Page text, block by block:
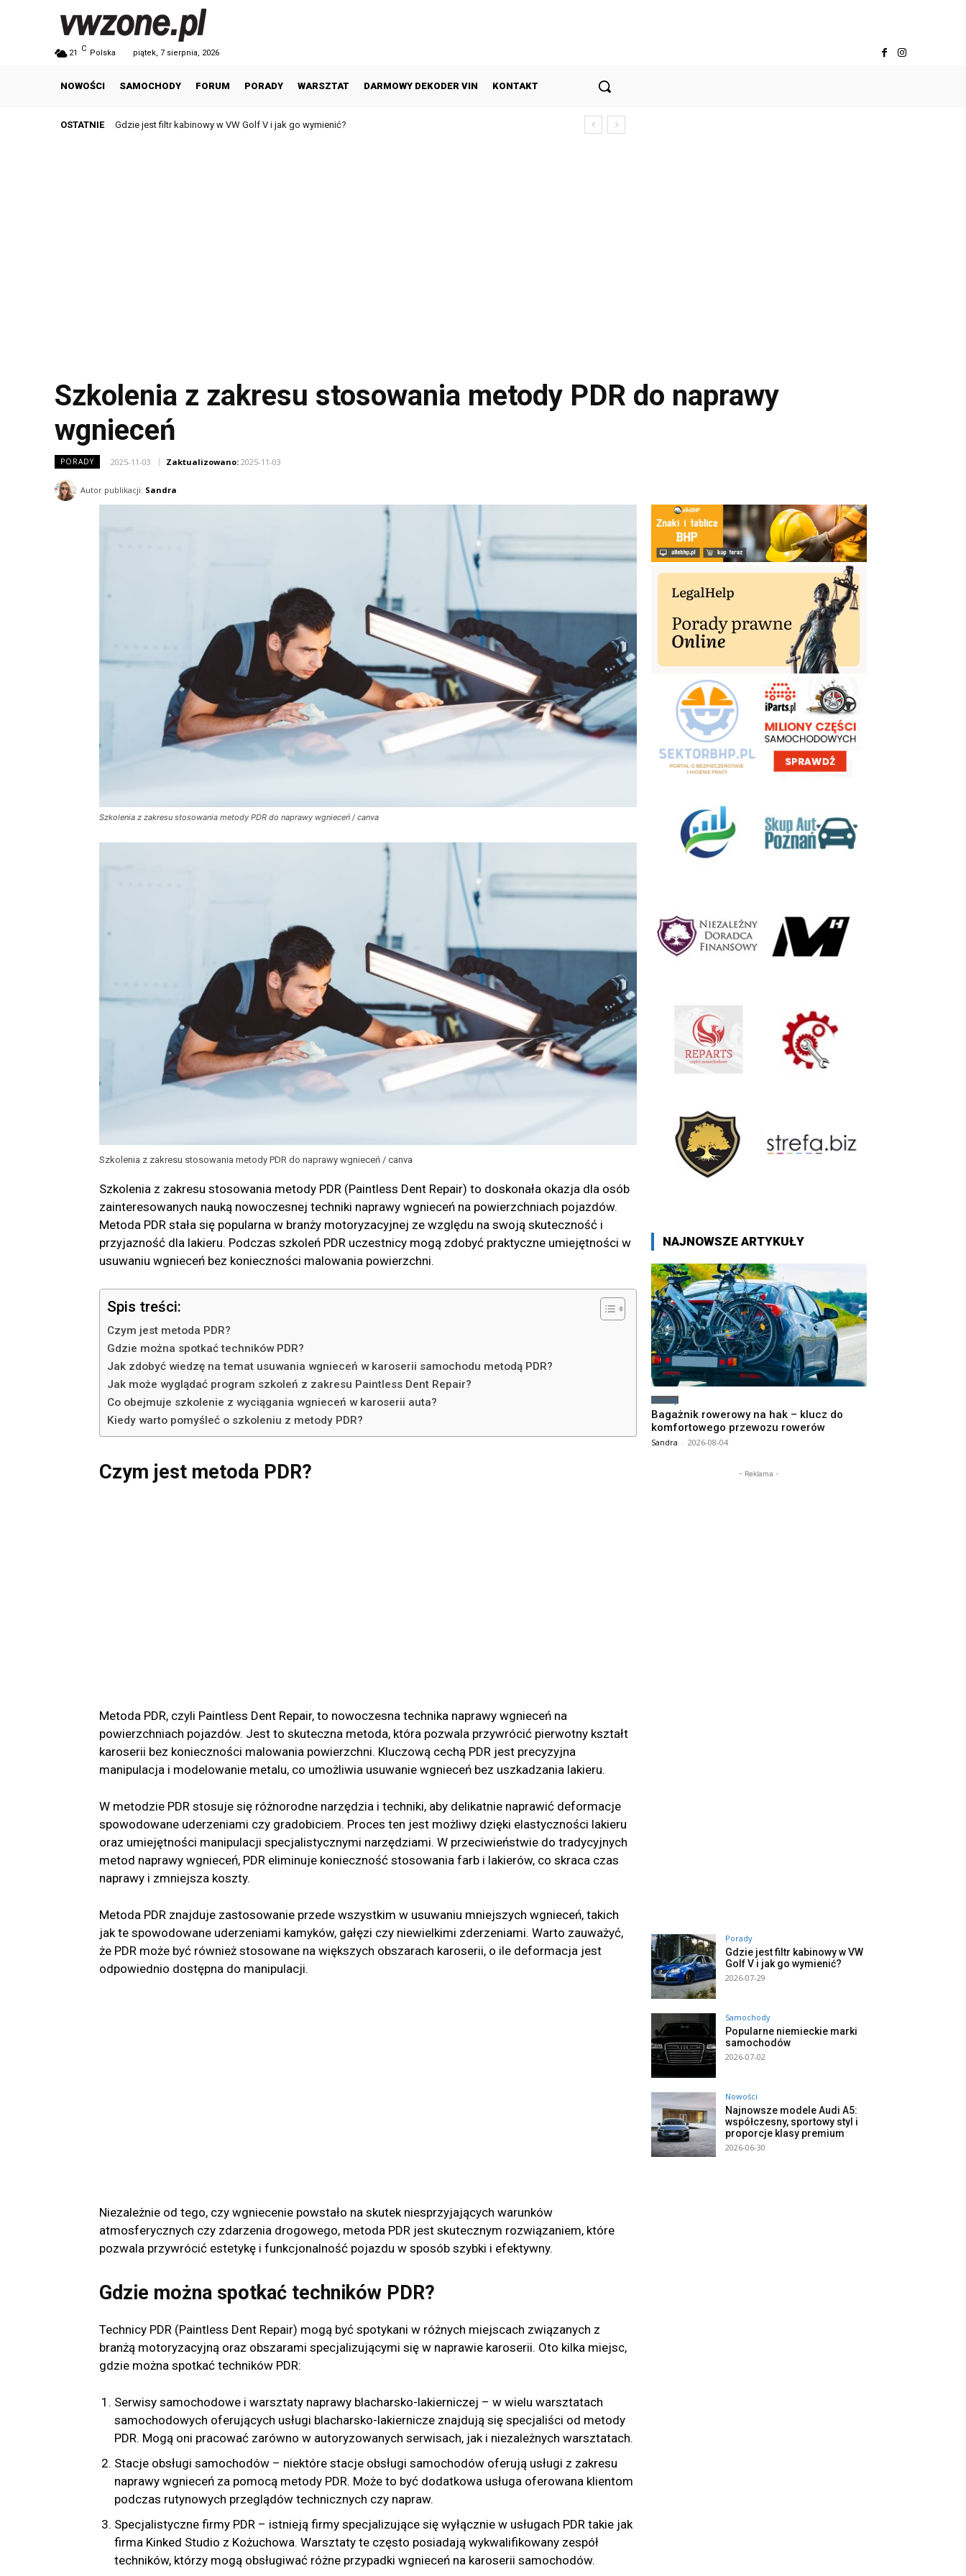
21 C Polska piątek, 7 sierpnia, 2026
NOWOŚCI SAMOCHODY FORUM PORADY WARSZTAT DARMOWY DEKODER VIN KONTAKT
OSTATNIEGdzie jest filtr kabinowy w VW Golf V i jak go wymienić?
Popularne niemieckie marki samochodów
Szkolenia z zakresu stosowania metody PDR do naprawy
wgnieceń
PORADY 2025-11-03 Zaktualizowano: 2025-11-03
Autor publikacji: Sandra
Szkolenia z zakresu stosowania metody PDR do naprawy wgnieceń / canva
Szkolenia z zakresu stosowania metody PDR do naprawy wgnieceń / canva
Szkolenia z zakresu stosowania metody PDR (Paintless Dent Repair) to doskonała okazja dla osób
zainteresowanych nauką nowoczesnej techniki naprawy wgnieceń na powierzchniach pojazdów.
Metoda PDR stała się popularna w branży motoryzacyjnej ze względu na swoją skuteczność i
przyjazność dla lakieru. Podczas szkoleń PDR uczestnicy mogą zdobyć praktyczne umiejętności w
usuwaniu wgnieceń bez konieczności malowania powierzchni.
Spis treści:
Czym jest metoda PDR?
Gdzie można spotkać techników PDR?
Jak zdobyć wiedzę na temat usuwania wgnieceń w karoserii samochodu metodą PDR?
Jak może wyglądać program szkoleń z zakresu Paintless Dent Repair?
Co obejmuje szkolenie z wyciągania wgnieceń w karoserii auta?
Kiedy warto pomyśleć o szkoleniu z metody PDR?
Czym jest metoda PDR?
Metoda PDR, czyli Paintless Dent Repair, to nowoczesna technika naprawy wgnieceń na
powierzchniach pojazdów. Jest to skuteczna metoda, która pozwala przywrócić pierwotny kształt
karoserii bez konieczności malowania powierzchni. Kluczową cechą PDR jest precyzyjna
manipulacja i modelowanie metalu, co umożliwia usuwanie wgnieceń bez uszkadzania lakieru.
W metodzie PDR stosuje się różnorodne narzędzia i techniki, aby delikatnie naprawić deformacje
spowodowane uderzeniami czy gradobiciem. Proces ten jest możliwy dzięki elastyczności lakieru
oraz umiejętności manipulacji specjalistycznymi narzędziami. W przeciwieństwie do tradycyjnych
metod naprawy wgnieceń, PDR eliminuje konieczność stosowania farb i lakierów, co skraca czas
naprawy i zmniejsza koszty.
Metoda PDR znajduje zastosowanie przede wszystkim w usuwaniu mniejszych wgnieceń, takich
jak te spowodowane uderzeniami kamyków, gałęzi czy niewielkimi zderzeniami. Warto zauważyć,
że PDR może być również stosowane na większych obszarach karoserii, o ile deformacja jest
odpowiednio dostępna do manipulacji.
Niezależnie od tego, czy wgniecenie powstało na skutek niesprzyjających warunków
atmosferycznych czy zdarzenia drogowego, metoda PDR jest skutecznym rozwiązaniem, które
pozwala przywrócić estetykę i funkcjonalność pojazdu w sposób szybki i efektywny.
Gdzie można spotkać techników PDR?
Technicy PDR (Paintless Dent Repair) mogą być spotykani w różnych miejscach związanych z
branżą motoryzacyjną oraz obszarami specjalizującymi się w naprawie karoserii. Oto kilka miejsc,
gdzie można spotkać techników PDR:
Serwisy samochodowe i warsztaty naprawy blacharsko-lakierniczej – w wielu warsztatach
samochodowych oferujących usługi blacharsko-lakiernicze znajdują się specjaliści od metody
PDR. Mogą oni pracować zarówno w autoryzowanych serwisach, jak i niezależnych warsztatach.
Stacje obsługi samochodów – niektóre stacje obsługi samochodów oferują usługi z zakresu
naprawy wgnieceń za pomocą metody PDR. Może to być dodatkowa usługa oferowana klientom
podczas rutynowych przeglądów technicznych czy napraw.
Specjalistyczne firmy PDR – istnieją firmy specjalizujące się wyłącznie w usługach PDR takie jak
firma Kinked Studio z Kożuchowa. Warsztaty te często posiadają wykwalifikowany zespół
techników, którzy mogą obsługiwać różne przypadki wgnieceń na karoserii samochodów.
NAJNOWSZE ARTYKUŁY
Porady
Bagażnik rowerowy na hak – klucz do
komfortowego przewozu rowerów
Sandra - 2026-08-04
- Reklama -
Porady
Gdzie jest filtr kabinowy w VW
Golf V i jak go wymienić?
2026-07-29
Samochody
Popularne niemieckie marki
samochodów
2026-07-02
Nowości
Najnowsze modele Audi A5:
współczesny, sportowy styl i
proporcje klasy premium
2026-06-30